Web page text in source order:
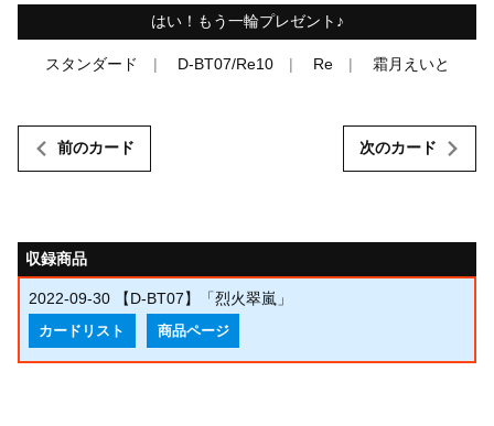
はい！もう一輪プレゼント♪
スタンダード D-BT07/Re10 Re 霜月えいと
前のカード 次のカード
収録商品
2022-09-30 【D-BT07】「烈火翠嵐」
カードリスト 商品ページ